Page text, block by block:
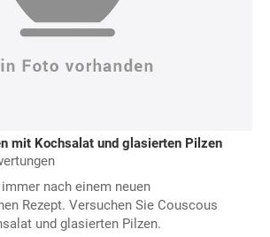
mit Kochsalat und glasierten Pilzen
nach einem neuen
Rezept. Versuchen Sie Couscous
und glasierten Pilzen.